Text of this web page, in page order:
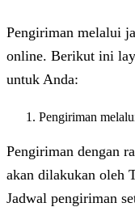
Pengiriman melalui
online. Berikut ini
untuk Anda:
Pengiriman
Pengiriman dengan
akan dilakukan oleh
Jadwal pengiriman